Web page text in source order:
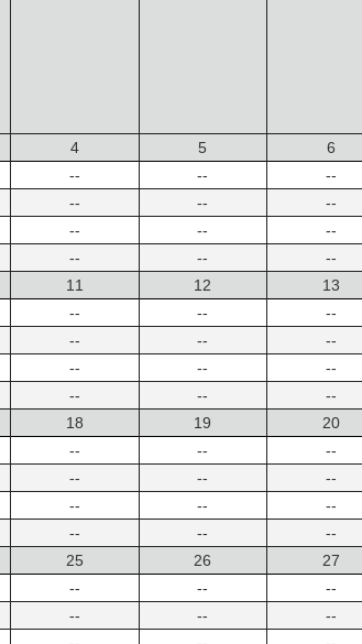
4
--
--
--
--
5
--
--
--
--
6
--
--
--
--
11
--
--
--
--
12
--
--
--
--
13
--
--
--
--
18
--
--
--
--
19
--
--
--
--
20
--
--
--
--
25
--
--
26
--
--
27
--
--